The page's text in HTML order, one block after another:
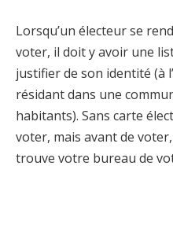
Lorsqu’un électeur se
voter, il doit y avoir une
justifier de son identité (à
résidant dans une
habitants). Sans carte
voter, mais avant de
trouve votre bureau de